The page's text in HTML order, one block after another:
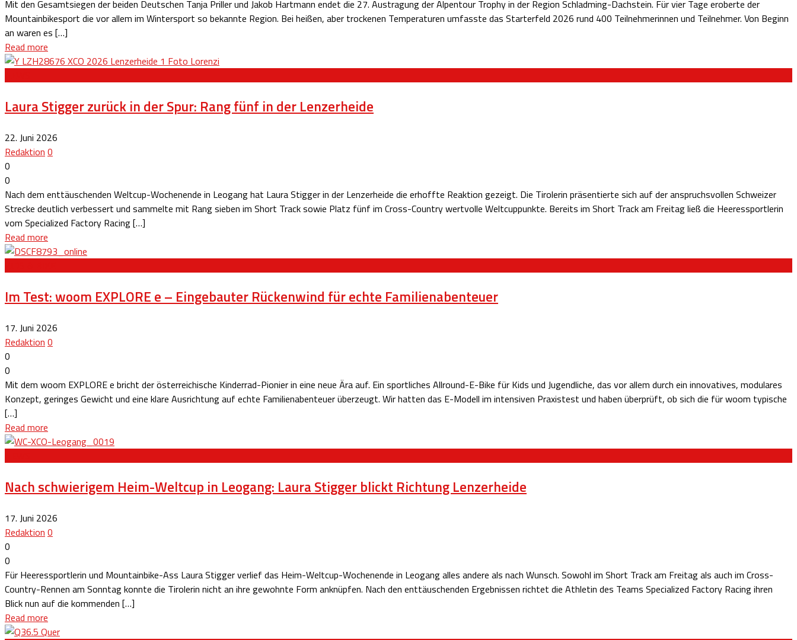
Mit den Gesamtsiegen der beiden Deutschen Tanja Priller und Jakob Hartmann endet die 27. Austragung der Alpentour Trophy in der Region Schladming-Dachstein. Für vier Tage eroberte der
Mountainbikesport die vor allem im Wintersport so bekannte Region. Bei heißen, aber trockenen Temperaturen umfasste das Starterfeld 2026 rund 400 Teilnehmerinnen und Teilnehmer. Von Beginn
an waren es […]
Read more
Laura Stigger zurück in der Spur: Rang fünf in der Lenzerheide
22. Juni 2026
Redaktion 0
0
0
Nach dem enttäuschenden Weltcup-Wochenende in Leogang hat Laura Stigger in der Lenzerheide die erhoffte Reaktion gezeigt. Die Tirolerin präsentierte sich auf der anspruchsvollen Schweizer
Strecke deutlich verbessert und sammelte mit Rang sieben im Short Track sowie Platz fünf im Cross-Country wertvolle Weltcuppunkte. Bereits im Short Track am Freitag ließ die Heeressportlerin
vom Specialized Factory Racing […]
Read more
Im Test: woom EXPLORE e – Eingebauter Rückenwind für echte Familienabenteuer
17. Juni 2026
Redaktion 0
0
0
Mit dem woom EXPLORE e bricht der österreichische Kinderrad-Pionier in eine neue Ära auf. Ein sportliches Allround-E-Bike für Kids und Jugendliche, das vor allem durch ein innovatives, modulares
Konzept, geringes Gewicht und eine klare Ausrichtung auf echte Familienabenteuer überzeugt. Wir hatten das E-Modell im intensiven Praxistest und haben überprüft, ob sich die für woom typische
[…]
Read more
Nach schwierigem Heim-Weltcup in Leogang: Laura Stigger blickt Richtung Lenzerheide
17. Juni 2026
Redaktion 0
0
0
Für Heeressportlerin und Mountainbike-Ass Laura Stigger verlief das Heim-Weltcup-Wochenende in Leogang alles andere als nach Wunsch. Sowohl im Short Track am Freitag als auch im Cross-
Country-Rennen am Sonntag konnte die Tirolerin nicht an ihre gewohnte Form anknüpfen. Nach den enttäuschenden Ergebnissen richtet die Athletin des Teams Specialized Factory Racing ihren
Blick nun auf die kommenden […]
Read more